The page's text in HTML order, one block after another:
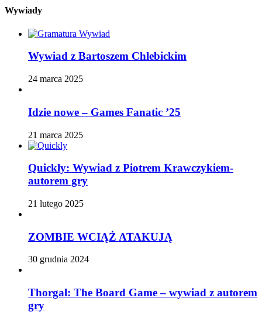
Wywiady
Wywiad z Bartoszem Chlebickim
24 marca 2025
Idzie nowe – Games Fanatic ’25
21 marca 2025
Quickly: Wywiad z Piotrem Krawczykiem-
autorem gry
21 lutego 2025
ZOMBIE WCIĄŻ ATAKUJĄ
30 grudnia 2024
Thorgal: The Board Game – wywiad z autorem
gry